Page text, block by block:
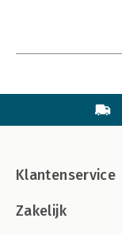
Klantenservice
Zakelijk